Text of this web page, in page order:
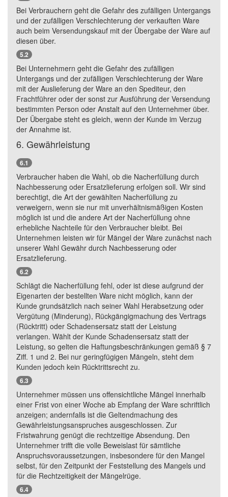
Bei Verbrauchern geht die Gefahr des zufälligen Untergangs
und der zufälligen Verschlechterung der verkauften Ware
auch beim Versendungskauf mit der Übergabe der Ware auf
diesen über.
5.2
Bei Unternehmern geht die Gefahr des zufälligen
Untergangs und der zufälligen Verschlechterung der Ware
mit der Auslieferung der Ware an den Spediteur, den
Frachtführer oder der sonst zur Ausführung der Versendung
bestimmten Person oder Anstalt auf den Unternehmer über.
Der Übergabe steht es gleich, wenn der Kunde im Verzug
der Annahme ist.
6. Gewährleistung
6.1
Verbraucher haben die Wahl, ob die Nacherfüllung durch
Nachbesserung oder Ersatzlieferung erfolgen soll. Wir sind
berechtigt, die Art der gewählten Nacherfüllung zu
verweigern, wenn sie nur mit unverhältnismäßigen Kosten
möglich ist und die andere Art der Nacherfüllung ohne
erhebliche Nachteile für den Verbraucher bleibt. Bei
Unternehmen leisten wir für Mängel der Ware zunächst nach
unserer Wahl Gewähr durch Nachbesserung oder
Ersatzlieferung.
6.2
Schlägt die Nacherfüllung fehl, oder ist diese aufgrund der
Eigenarten der bestellten Ware nicht möglich, kann der
Kunde grundsätzlich nach seiner Wahl Herabsetzung oder
Vergütung (Minderung), Rückgängigmachung des Vertrags
(Rücktritt) oder Schadensersatz statt der Leistung
verlangen. Wählt der Kunde Schadensersatz statt der
Leistung, so gelten die Haftungsbeschränkungen gemäß § 7
Ziff. 1 und 2. Bei nur geringfügigen Mängeln, steht dem
Kunden jedoch kein Rücktrittsrecht zu.
6.3
Unternehmer müssen uns offensichtliche Mängel innerhalb
einer Frist von einer Woche ab Empfang der Ware schriftlich
anzeigen; andernfalls ist die Geltendmachung des
Gewährleistungsanspruches ausgeschlossen. Zur
Fristwahrung genügt die rechtzeitige Absendung. Den
Unternehmer trifft die volle Beweislast für sämtliche
Anspruchsvoraussetzungen, insbesondere für den Mangel
selbst, für den Zeitpunkt der Feststellung des Mangels und
für die Rechtzeitigkeit der Mängelrüge.
6.4